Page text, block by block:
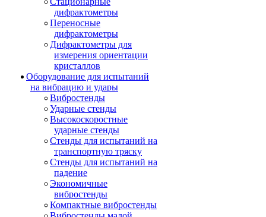
дифрактометры
Переносные
дифрактометры
Дифрактометры для
измерения ориентации
кристаллов
Оборудование для испытаний
на вибрацию и удары
Вибростенды
Ударные стенды
Высокоскоростные
ударные стенды
Стенды для испытаний на
транспортную тряску
Стенды для испытаний на
падение
Экономичные
вибростенды
Компактные вибростенды